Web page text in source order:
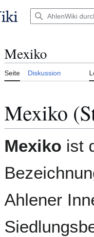
umschalten
Mexiko
Seite Diskussion
Mexiko
Mexiko ist
Ahlener